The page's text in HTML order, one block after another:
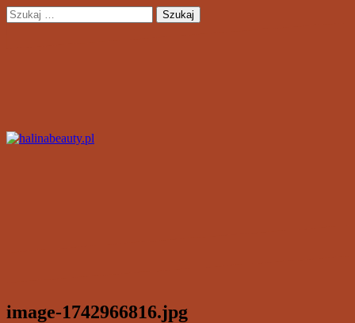
Przejdź
do
Szukaj:
image-1742966816.jpg